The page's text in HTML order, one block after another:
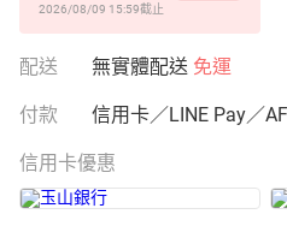
2026/08/09 15:59截止
配送 無實體配送 免運
付款 信用卡／LINE Pay／
信用卡優惠